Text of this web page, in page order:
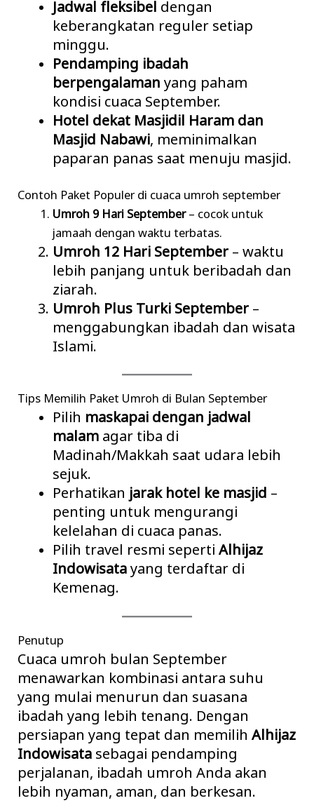
Jadwal fleksibel dengan
keberangkatan reguler setiap
minggu.
Pendamping ibadah
berpengalaman yang paham
kondisi cuaca September.
Hotel dekat Masjidil Haram dan
Masjid Nabawi, meminimalkan
paparan panas saat menuju masjid.
Contoh Paket Populer di cuaca umroh september
Umroh 9 Hari September– cocok untuk
jamaah dengan waktu terbatas.
Umroh 12 Hari September– waktu
lebih panjang untuk beribadah dan
ziarah.
Umroh Plus Turki September–
menggabungkan ibadah dan wisata
Islami.
Tips Memilih Paket Umroh di Bulan September
Pilih maskapai dengan jadwal
malamagar tiba di
Madinah/Makkah saat udara lebih
sejuk.
Perhatikan jarak hotel ke masjid –
penting untuk mengurangi
kelelahan di cuaca panas.
Pilih travel resmi seperti Alhijaz
Indowisatayang terdaftar di
Kemenag.
Penutup
Cuaca umroh bulan September
menawarkan kombinasi antara suhu
yang mulai menurun dan suasana
ibadah yang lebih tenang. Dengan
persiapan yang tepat dan memilihAlhijaz
Indowisata sebagai pendamping
perjalanan, ibadah umroh Anda akan
lebih nyaman, aman, dan berkesan.